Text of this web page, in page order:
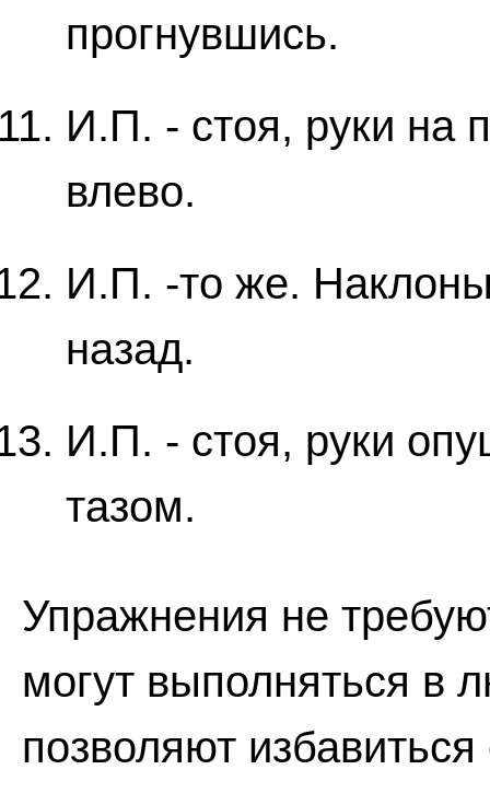
прогнувшись.
И.П. - стоя, руки на
влево.
И.П. -то же.
назад.
И.П. - стоя, руки
тазом.
Упражнения не
могут выполняться в
позволяют